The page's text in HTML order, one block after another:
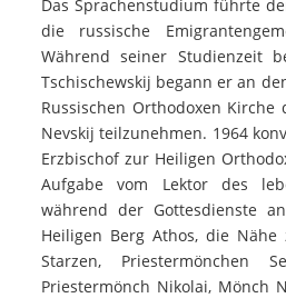
Das Sprachenstudium führte
die russische
Während seiner Studienzeit
Tschischewskij begann er an
Russischen Orthodoxen Kirche
Nevskij teilzunehmen. 1964
Erzbischof zur Heiligen
Aufgabe vom Lektor des
während der Gottesdienste
Heiligen Berg Athos, die
Starzen, Priestermönchen
Priestermönch Nikolai, Mönch